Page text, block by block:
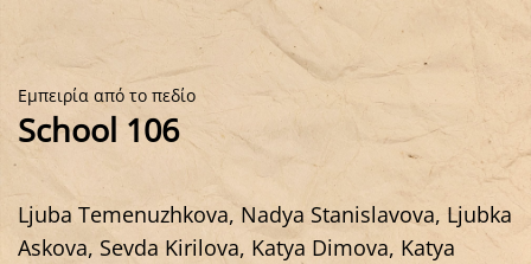
Εμπειρία από το πεδίο
School 106
Ljuba Temenuzhkova, Nadya Stanislavova, Ljubka
Askova, Sevda Kirilova, Katya Dimova, Katya